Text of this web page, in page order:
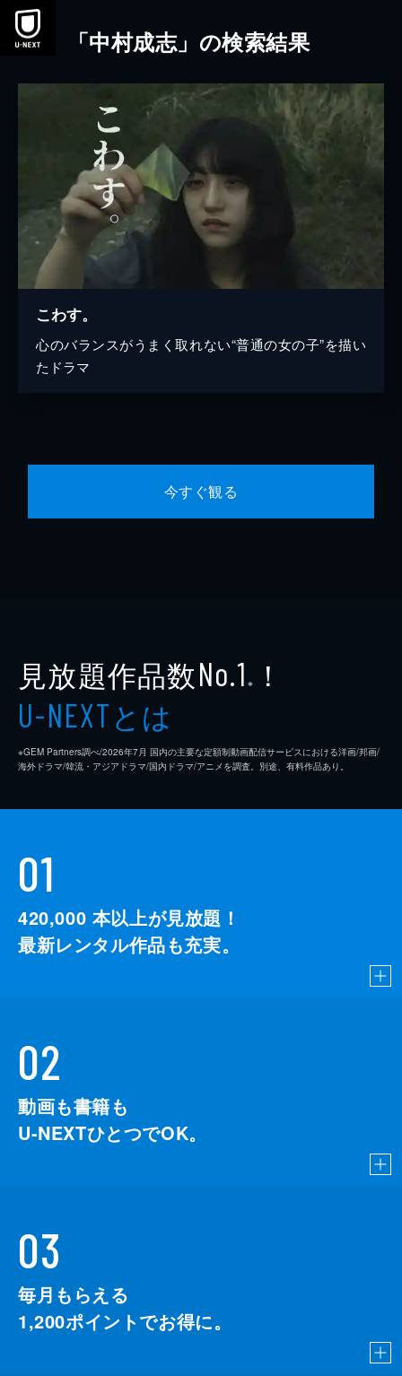
本文へスキップ
「中村成志」の検索結果
こわす。
心のバランスがうまく取れない“普通の女の子”を描い
たドラマ
今すぐ観る
見放題作品数No.1 ※ ！
U-NEXTとは
※GEM Partners調べ/2026年7⽉ 国内の主要な定額制動画配信サービスにおける洋画/邦画/
海外ドラマ/韓流・アジアドラマ/国内ドラマ/アニメを調査。別途、有料作品あり。
01
420,000 本以上が見放題！
最新レンタル作品も充実。
02
動画も書籍も
U-NEXTひとつでOK。
03
毎月もらえる
1,200ポイントでお得に。